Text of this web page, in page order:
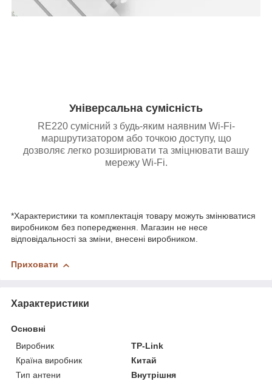
Універсальна сумісність
RE220 сумісний з будь-яким наявним Wi-Fi-
маршрутизатором або точкою доступу, що
дозволяє легко розширювати та зміцнювати вашу
мережу Wi-Fi.
*Характеристики та комплектація товару можуть змінюватися
виробником без попередження. Магазин не несе
відповідальності за зміни, внесені виробником.
Приховати
Характеристики
Основні
Виробник
TP-Link
Країна виробник
Китай
Тип антени
Внутрішня